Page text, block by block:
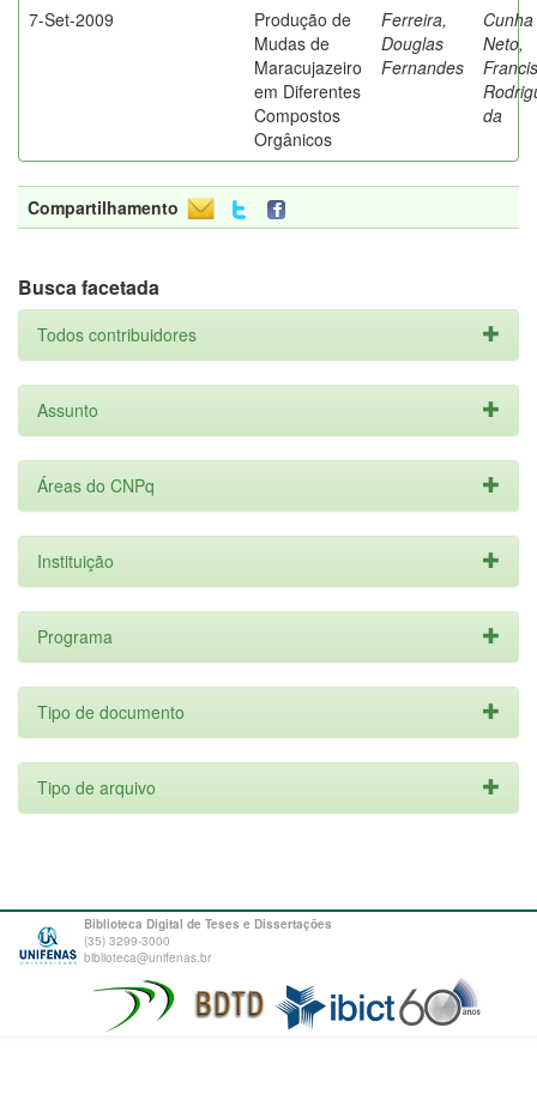
7-Set-2009
Produção de
Mudas de
Maracujazeiro
em Diferentes
Compostos
Orgânicos
Ferreira,
Douglas
Fernandes
Cunha
Neto,
da
Compartilhamento
Busca facetada
Todos contribuidores
Assunto
Áreas do CNPq
Instituição
Programa
Tipo de documento
Tipo de arquivo
Biblioteca Digital de Teses e Dissertações
(35) 3299-3000
biblioteca@unifenas.br